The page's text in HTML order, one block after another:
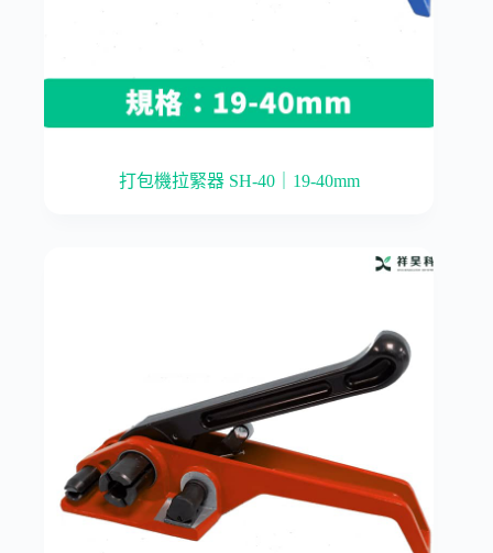
打包機拉緊器 SH-40｜19-40mm